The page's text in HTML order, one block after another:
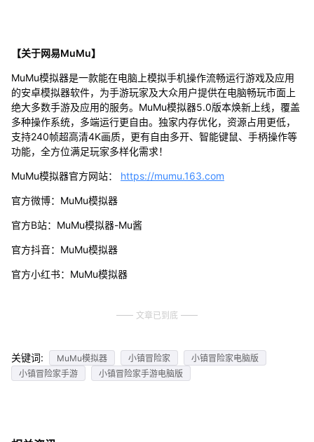
【关于网易MuMu】
MuMu模拟器是一款能在电脑上模拟手机操作流畅运行游戏及应用
的安卓模拟器软件，为手游玩家及大众用户提供在电脑畅玩市面上
绝大多数手游及应用的服务。MuMu模拟器5.0版本焕新上线，覆盖
多种操作系统，多端运行更自由。独家内存优化，资源占用更低，
支持240帧超高清4K画质，更有自由多开、智能键鼠、手柄操作等
功能，全方位满足玩家多样化需求！
MuMu模拟器官方网站： https://mumu.163.com
官方微博：MuMu模拟器
官方B站：MuMu模拟器-Mu酱
官方抖音：MuMu模拟器
官方小红书：MuMu模拟器
文章已到底
关键词: MuMu模拟器 小镇冒险家
小镇冒险家电脑版
小镇冒险家手游
小镇冒险家手游电脑版